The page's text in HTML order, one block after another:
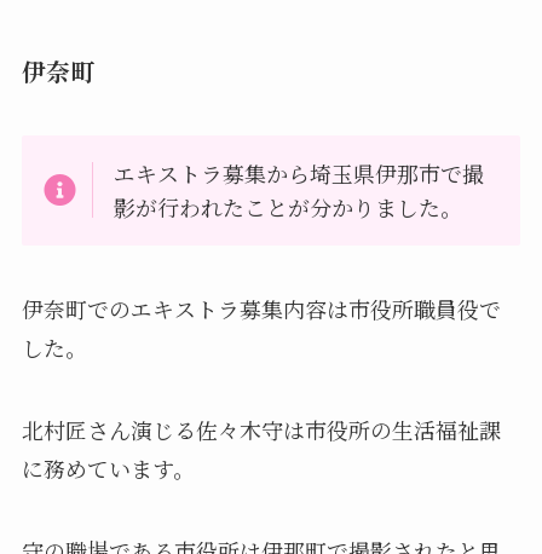
伊奈町
エキストラ募集から埼玉県伊那市で撮
影が行われたことが分かりました。
伊奈町でのエキストラ募集内容は市役所職員役で
した。
北村匠さん演じる佐々木守は市役所の生活福祉課
に務めています。